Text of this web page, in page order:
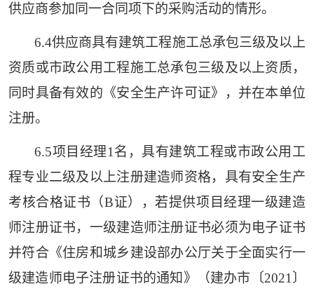
供应商参加同一合同项下的采购活动的情形。
6.4供应商具有建筑工程施工总承包三级及以上
资质或市政公用工程施工总承包三级及以上资质，
同时具备有效的《安全生产许可证》，并在本单位
注册。
6.5项目经理1名，具有建筑工程或市政公用工
程专业二级及以上注册建造师资格，具有安全生产
考核合格证书（B证），若提供项目经理一级建造
师注册证书，一级建造师注册证书必须为电子证书
并符合《住房和城乡建设部办公厅关于全面实行一
级建造师电子注册证书的通知》（建办市〔2021〕